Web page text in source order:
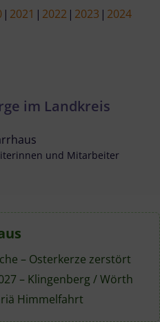
2021 2022 2023 2024
im Landkreis
und Mitarbeiter
– Osterkerze zerstört
– Klingenberg / Wörth
Himmelfahrt